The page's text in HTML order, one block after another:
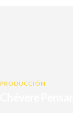
PRODUCCIÓN